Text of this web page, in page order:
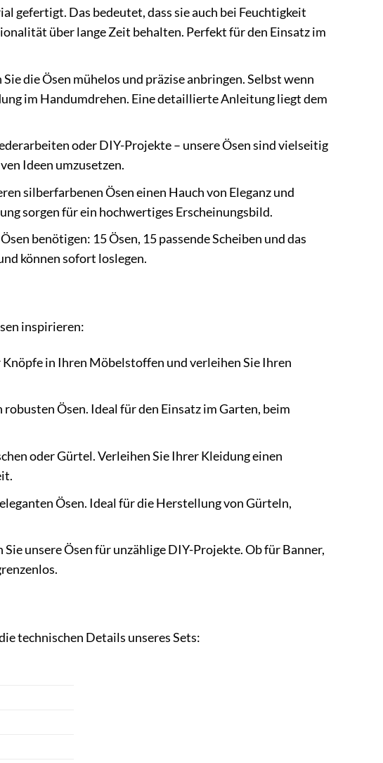
gefertigt. Das bedeutet, dass sie auch bei Feuchtigkeit
über lange Zeit behalten. Perfekt für den Einsatz im
die Ösen mühelos und präzise anbringen. Selbst wenn
im Handumdrehen. Eine detaillierte Anleitung liegt dem
oder DIY-Projekte – unsere Ösen sind vielseitig
Ideen umzusetzen.
silberfarbenen Ösen einen Hauch von Eleganz und
sorgen für ein hochwertiges Erscheinungsbild.
benötigen: 15 Ösen, 15 passende Scheiben und das
können sofort loslegen.
inspirieren:
in Ihren Möbelstoffen und verleihen Sie Ihren
Ösen. Ideal für den Einsatz im Garten, beim
oder Gürtel. Verleihen Sie Ihrer Kleidung einen
Ösen. Ideal für die Herstellung von Gürteln,
unsere Ösen für unzählige DIY-Projekte. Ob für Banner,
technischen Details unseres Sets: